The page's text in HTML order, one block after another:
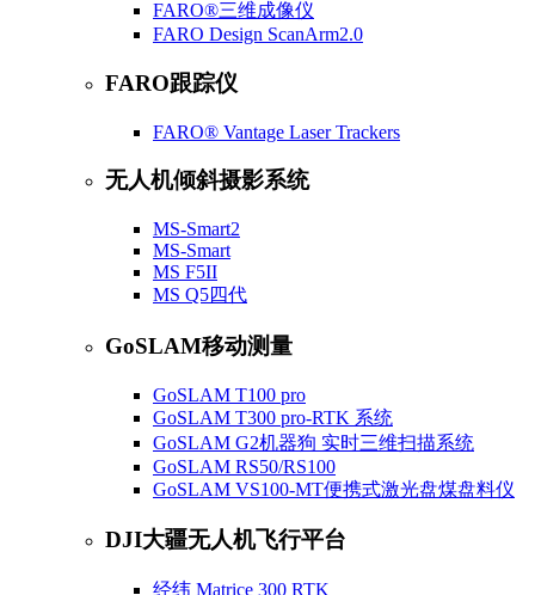
FARO®三维成像仪
FARO Design ScanArm2.0
FARO跟踪仪
FARO® Vantage Laser Trackers
无人机倾斜摄影系统
MS-Smart2
MS-Smart
MS F5II
MS Q5四代
GoSLAM移动测量
GoSLAM T100 pro
GoSLAM T300 pro-RTK 系统
GoSLAM G2机器狗 实时三维扫描系统
GoSLAM RS50/RS100
GoSLAM VS100-MT便携式激光盘煤盘料仪
DJI大疆无人机飞行平台
经纬 Matrice 300 RTK